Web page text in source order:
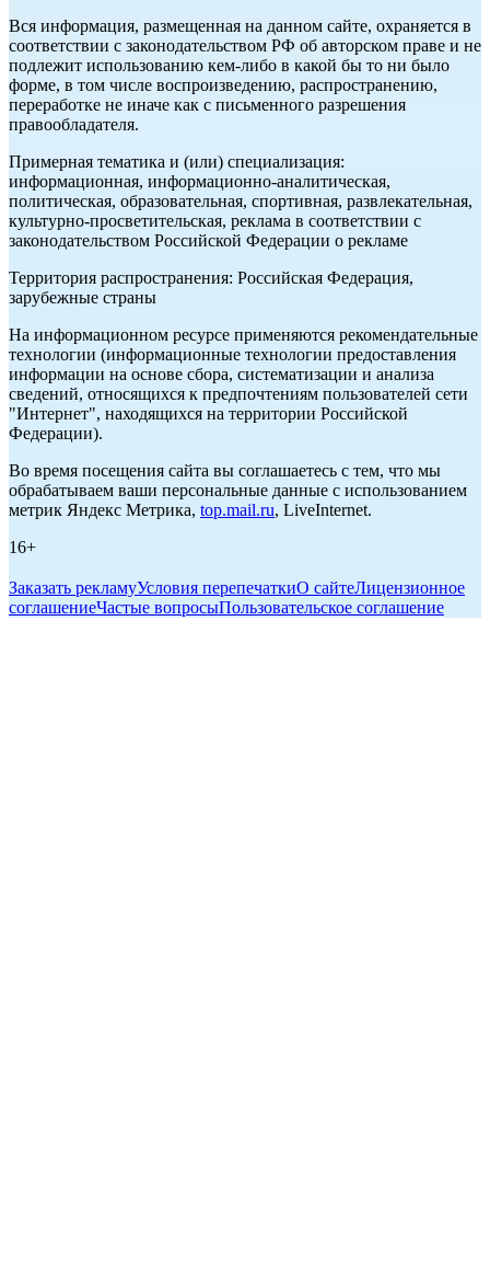
Вся информация, размещенная на данном сайте, охраняется в
соответствии с законодательством РФ об авторском праве и не
подлежит использованию кем-либо в какой бы то ни было
форме, в том числе воспроизведению, распространению,
переработке не иначе как с письменного разрешения
правообладателя.
Примерная тематика и (или) специализация:
информационная, информационно-аналитическая,
политическая, образовательная, спортивная, развлекательная,
культурно-просветительская, реклама в соответствии с
законодательством Российской Федерации о рекламе
Территория распространения: Российская Федерация,
зарубежные страны
На информационном ресурсе применяются рекомендательные
технологии (информационные технологии предоставления
информации на основе сбора, систематизации и анализа
сведений, относящихся к предпочтениям пользователей сети
"Интернет", находящихся на территории Российской
Федерации).
Во время посещения сайта вы соглашаетесь с тем, что мы
обрабатываем ваши персональные данные с использованием
метрик Яндекс Метрика, top.mail.ru, LiveInternet.
16+
Заказать рекламуУсловия перепечаткиО сайтеЛицензионное
соглашениеЧастые вопросыПользовательское соглашение